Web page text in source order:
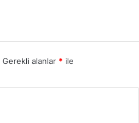
Gerekli alanlar * ile